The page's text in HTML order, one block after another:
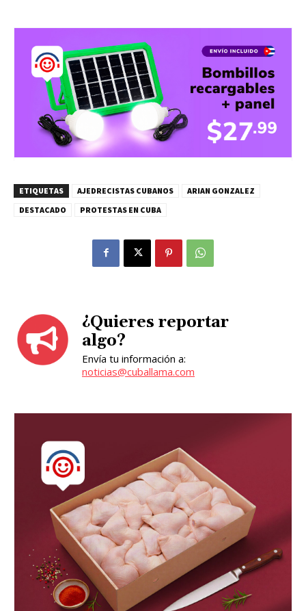
ETIQUETAS AJEDRECISTAS CUBANOS
ARIAN GONZALEZ
DESTACADO
PROTESTAS EN CUBA
¿Quieres reportar
algo?
Envía tu información a:
noticias@cuballama.com